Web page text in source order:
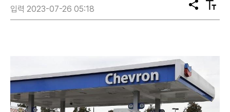
입력 2023-07-26 05:18
공
유
텍
스